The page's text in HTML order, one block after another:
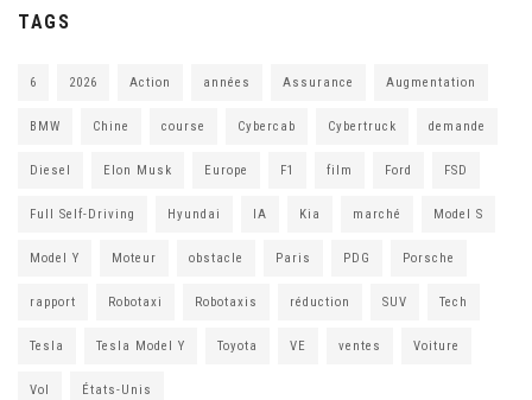
TAGS
6 2026 Action années Assurance Augmentation
BMW Chine course Cybercab Cybertruck demande
Diesel Elon Musk Europe F1 film Ford FSD
Full Self-Driving Hyundai IA Kia marché Model S
Model Y Moteur obstacle Paris PDG Porsche
rapport Robotaxi Robotaxis réduction SUV Tech
Tesla Tesla Model Y Toyota VE ventes Voiture
Vol États-Unis